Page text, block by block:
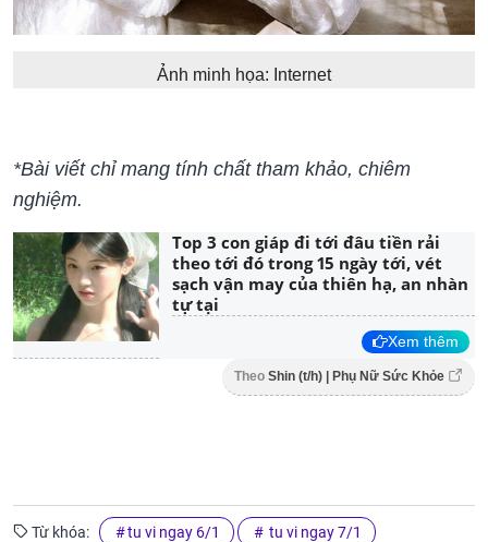
Ảnh minh họa: Internet
*Bài viết chỉ mang tính chất tham khảo, chiêm
nghiệm.
Top 3 con giáp đi tới đâu tiền rải
theo tới đó trong 15 ngày tới, vét
sạch vận may của thiên hạ, an nhàn
tự tại
Xem thêm
Theo Shin (t/h) | Phụ Nữ Sức Khỏe
Từ khóa: tu vi ngay 6/1 tu vi ngay 7/1